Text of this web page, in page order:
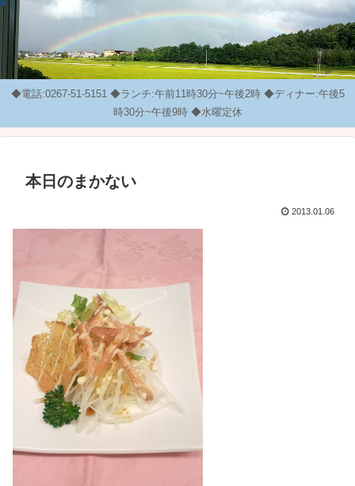
◆電話:0267-51-5151 ◆ランチ:午前11時30分~午後2時 ◆ディナー:午後5
時30分~午後9時 ◆水曜定休
本日のまかない
2013.01.06